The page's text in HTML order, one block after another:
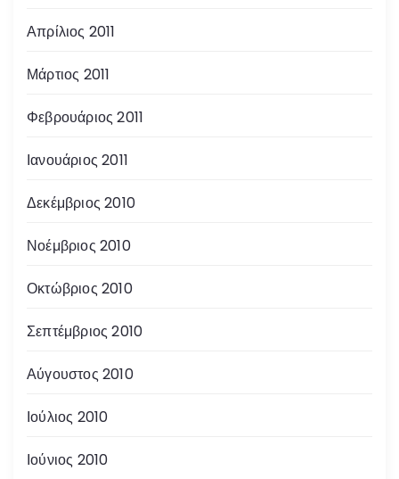
Απρίλιος 2011
Μάρτιος 2011
Φεβρουάριος 2011
Ιανουάριος 2011
Δεκέμβριος 2010
Νοέμβριος 2010
Οκτώβριος 2010
Σεπτέμβριος 2010
Αύγουστος 2010
Ιούλιος 2010
Ιούνιος 2010